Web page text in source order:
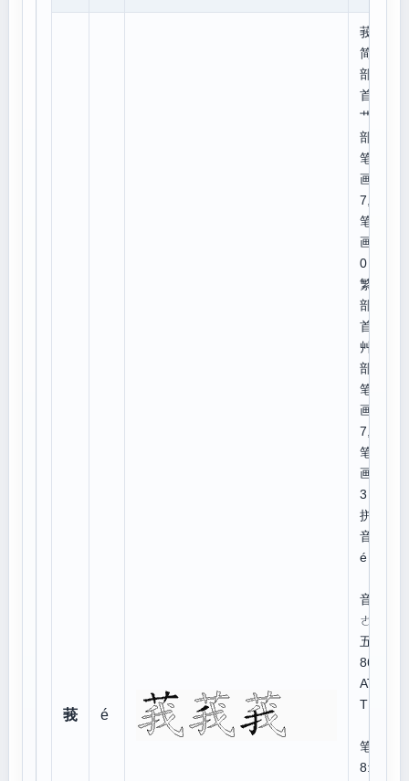
莪 é
莪
简体
部
首:
艹,
部外
笔
画:
7,总
笔
画:1
0
繁体
部
首:
艸,
部外
笔
画:
7,总
笔
画:1
3
拼
音：
é
音：
ㄜˊ
五笔
86:
ATR
T
笔9
8:A